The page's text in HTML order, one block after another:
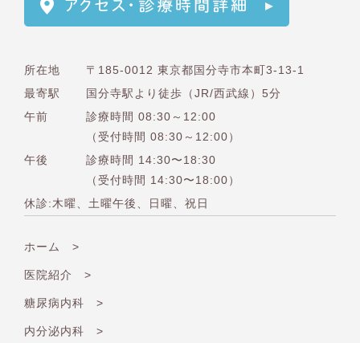
所在地
〒185-0012 東京都国分寺市本町3-13-1
最寄駅
国分寺駅より徒歩（JR/西武線）5分
午前
診療時間 08:30～12:00
（受付時間 08:30～12:00）
午後
診療時間 14:30〜18:30
（受付時間 14:30〜18:00）
休診:木曜、土曜午後、日曜、祝日
ホーム >
医院紹介 >
糖尿病内科 >
内分泌内科 >